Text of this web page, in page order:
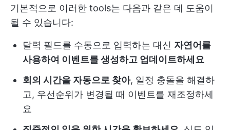
기본적으로 이러한 tools는 다음과 같은 데 도움이
될 수 있습니다:
달력 필드를 수동으로 입력하는 대신 자연어를
사용하여 이벤트를 생성하고 업데이트하세요
회의 시간을 자동으로 찾아, 일정 충돌을 해결하
고, 우선순위가 변경될 때 이벤트를 재조정하세
요